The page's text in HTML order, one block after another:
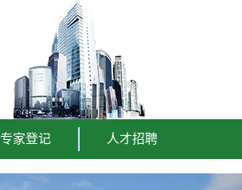
专家登记 人才招聘